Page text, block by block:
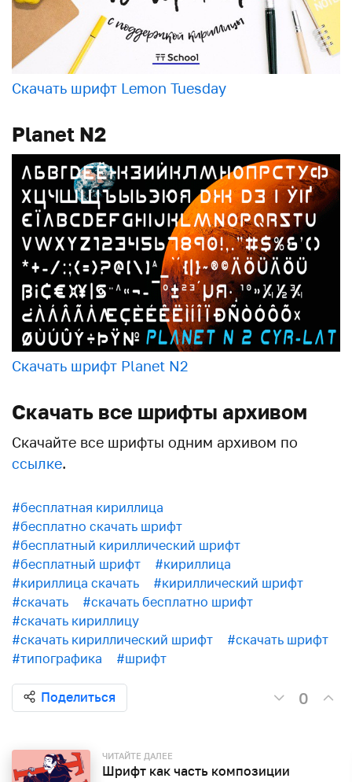
Скачать шрифт Lemon Tuesday
Planet N2
Скачать шрифт Planet N2
Скачать все шрифты архивом
Скачайте все шрифты одним архивом по
ссылке.
#бесплатная кириллица
#бесплатно скачать шрифт
#бесплатный кириллический шрифт
#бесплатный шрифт
#кириллица
#кириллица скачать
#кириллический шрифт
#скачать
#скачать бесплатно шрифт
#скачать кириллицу
#скачать кириллический шрифт
#скачать шрифт
#типографика
#шрифт
Поделиться 0
ЧИТАЙТЕ ДАЛЕЕ
Шрифт как часть композиции